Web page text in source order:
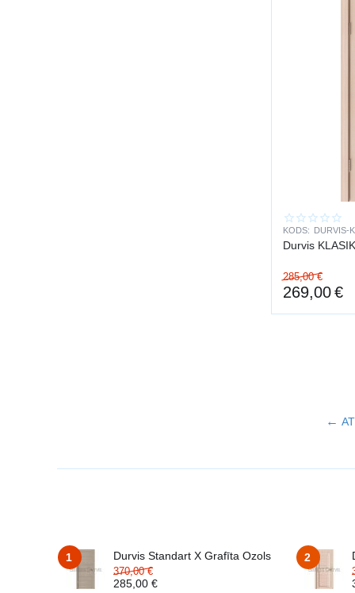
KODS: DURVIS-
Durvis
285,00 €
269,00€
1 Durvis Standart X Grafīta Ozols
370,00 €
285,00 €
2